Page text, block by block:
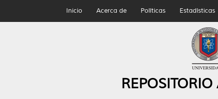
Inicio Acerca de Políticas Estadísticas